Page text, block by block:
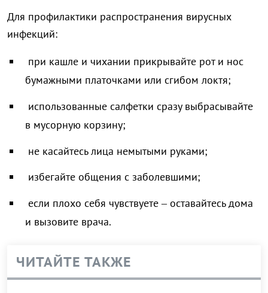
Для профилактики распространения вирусных
инфекций:
при кашле и чихании прикрывайте рот и нос
бумажными платочками или сгибом локтя;
использованные салфетки сразу выбрасывайте
в мусорную корзину;
не касайтесь лица немытыми руками;
избегайте общения с заболевшими;
если плохо себя чувствуете – оставайтесь дома
и вызовите врача.
ЧИТАЙТЕ ТАКЖЕ